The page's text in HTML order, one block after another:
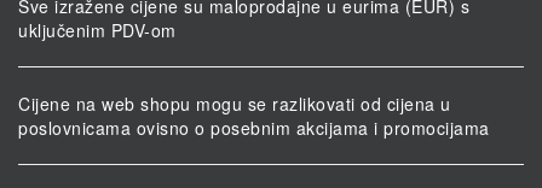
Sve izražene cijene su maloprodajne u eurima (EUR) s
uključenim PDV-om
Cijene na web shopu mogu se razlikovati od cijena u
poslovnicama ovisno o posebnim akcijama i promocijama